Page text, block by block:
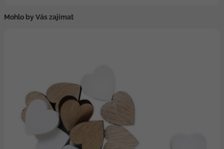
Mohlo by Vás zajímat